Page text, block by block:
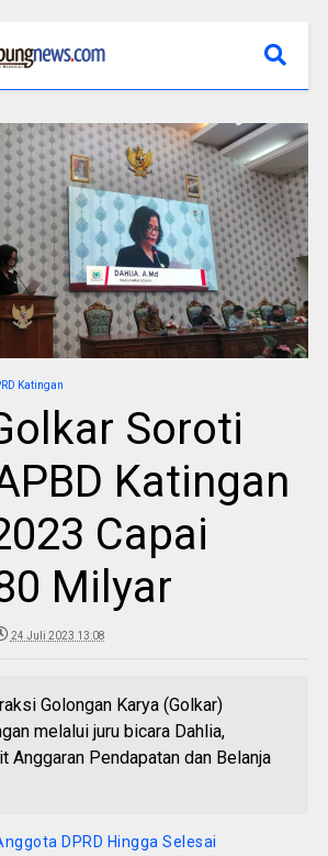
Katingan
Soroti
Katingan
Capai
Milyar
24 Juli 2023 13:08
Golongan Karya (Golkar)
melalui juru bicara Dahlia,
Anggaran Pendapatan dan Belanja
DPRD Hingga Selesai